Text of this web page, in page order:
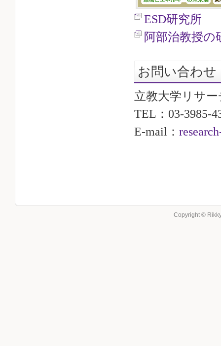
ESD研究所
阿部治教授の
お問い合わせ
立教大学リサ
TEL：03-3985-
E-mail：
Copyright ©